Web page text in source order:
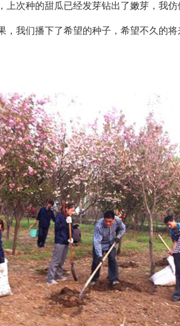
次种的甜瓜已经发芽钻出了嫩芽，我
我们播下了希望的种子，希望不久的将